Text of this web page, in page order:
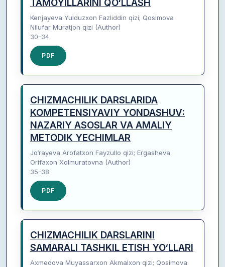
TAMOYILLARINI QO‘LLASH
Kenjayeva Yulduzxon Fazliddin qizi; Qosimova
Nilufar Muratjon qizi (Author)
30-34
PDF
CHIZMACHILIK DARSLARIDA
KOMPETENSIYAVIY YONDASHUV:
NAZARIY ASOSLAR VA AMALIY
METODIK YECHIMLAR
Jo‘rayeva Arofatxon Fayzullo qizi; Ergasheva
Orifaxon Xolmuratovna (Author)
35-38
PDF
CHIZMACHILIK DARSLARINI
SAMARALI TASHKIL ETISH YO‘LLARI
Axmedova Muyassarxon Akmalxon qizi; Qosimova